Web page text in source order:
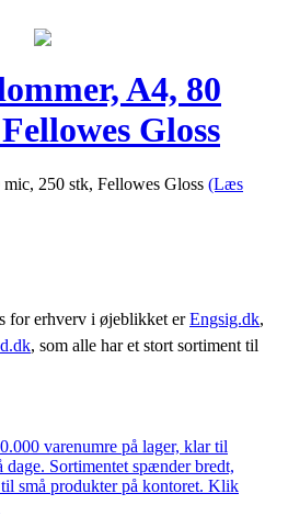
A4, 80
Gloss
250 stk, Fellowes Gloss (Læs
for erhverv i øjeblikket erEngsig.dk,
, som alle har et stort sortiment til
varenumre på lager, klar til
Sortimentet spænder bredt,
små produkter på kontoret. Klik